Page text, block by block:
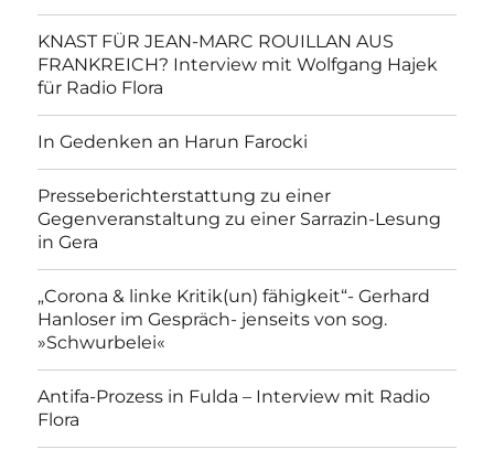
KNAST FÜR JEAN-MARC ROUILLAN AUS
FRANKREICH? Interview mit Wolfgang Hajek
für Radio Flora
In Gedenken an Harun Farocki
Presseberichterstattung zu einer
Gegenveranstaltung zu einer Sarrazin-Lesung
in Gera
„Corona & linke Kritik(un) fähigkeit“- Gerhard
Hanloser im Gespräch- jenseits von sog.
»Schwurbelei«
Antifa-Prozess in Fulda – Interview mit Radio
Flora